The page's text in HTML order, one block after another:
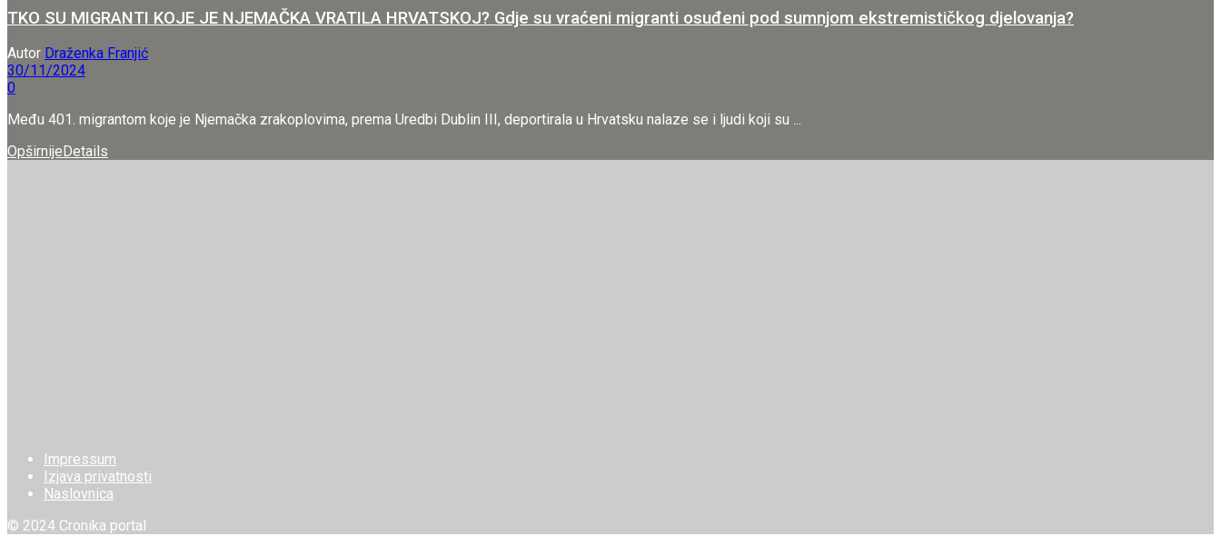
TKO SU MIGRANTI KOJE JE NJEMAČKA VRATILA HRVATSKOJ? Gdje su vraćeni migranti osuđeni pod sumnjom ekstremističkog djelovanja?
Autor Draženka Franjić
30/11/2024
0
Među 401. migrantom koje je Njemačka zrakoplovima, prema Uredbi Dublin III, deportirala u Hrvatsku nalaze se i ljudi koji su ...
Opširnije Details
Impressum
Izjava privatnosti
Naslovnica
© 2024 Cronika portal